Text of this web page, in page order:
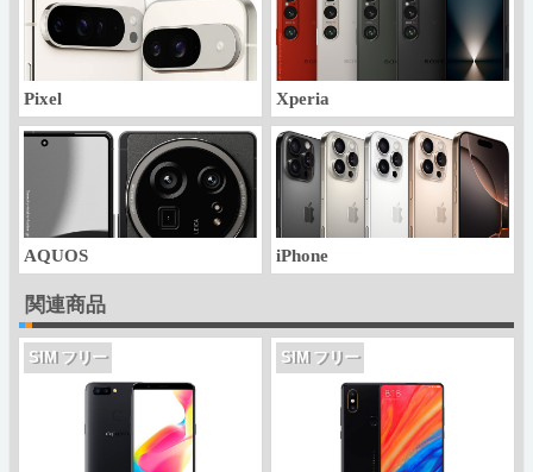
Pixel Xperia
AQUOS iPhone
関連商品
SIM フリー SIM フリー